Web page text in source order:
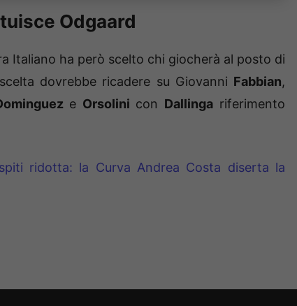
Odgaard
Italiano ha però scelto chi giocherà al posto di
dovrebbe ricadere su Giovanni Fabbian,
e Orsolini con Dallinga riferimento
ridotta: la Curva Andrea Costa diserta la